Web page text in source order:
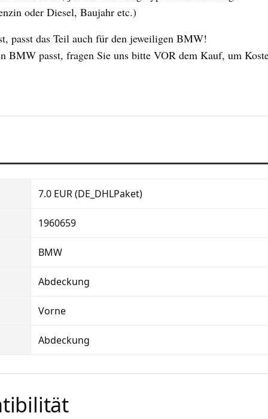
oder Diesel, Baujahr etc.)
passt das Teil auch für den jeweiligen BMW!
BMW passt, fragen Sie uns bitte VOR dem Kauf, um
7.0 EUR (DE_DHLPaket)
1960659
BMW
Abdeckung
Vorne
Abdeckung